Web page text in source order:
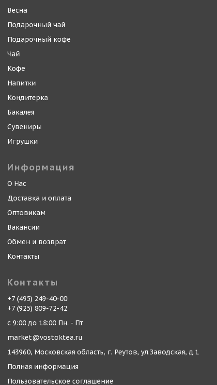
Весна
Подарочный чай
Подарочный кофе
Чай
Кофе
Напитки
Кондитерка
Бакалея
Сувениры
Игрушки
Информация
О Нас
Доставка и оплата
Оптовикам
Вакансии
Обмен и возврат
Контакты
Контакты
+7 (495) 249-40-00
+7 (925) 809-72-42
с 9:00 до 18:00 Пн. - Пт
market@vostoktea.ru
143960, Московская область, г. Реутов, ул.Заводская, д.1
Полная информация
Пользовательское соглашение